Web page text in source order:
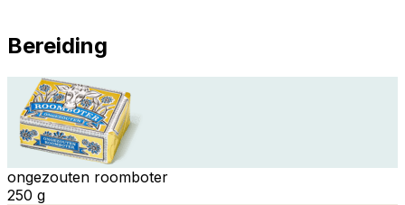
Bereiding
ongezouten roomboter
250 g